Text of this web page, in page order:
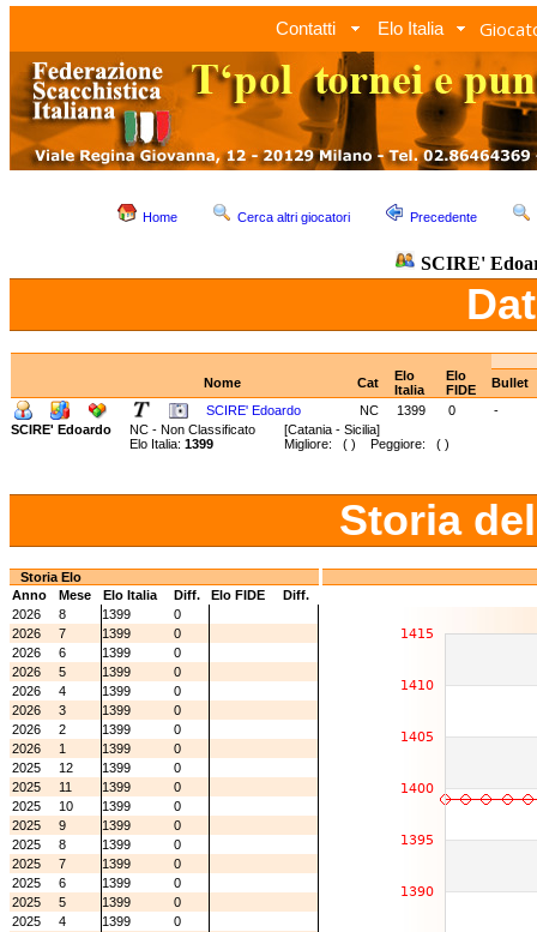
Contatti Elo Italia
Home Cerca altri giocatori Precedente
SCIRE'
Nome Cat
Elo
Italia
Elo
FIDE
Bullet
SCIRE' Edoardo
NC 1399 0
-
SCIRE' Edoardo
NC - Non Classificato [Catania - Sicilia]
Elo Italia: 1399 Migliore: ( ) Peggiore: ( )
Storia
Storia Elo
Anno
Mese Elo Italia Diff. Elo FIDE
Diff.
2026
8 1399
0
2026
7 1399
0
2026
6 1399
0
2026
5 1399
0
2026
4 1399
0
2026
3 1399
0
2026
2 1399
0
2026
1 1399
0
2025
12 1399
0
2025
11 1399
0
2025
10 1399
0
2025
9 1399
0
2025
8 1399
0
2025
7 1399
0
2025
6 1399
0
2025
5 1399
0
2025
4 1399
0